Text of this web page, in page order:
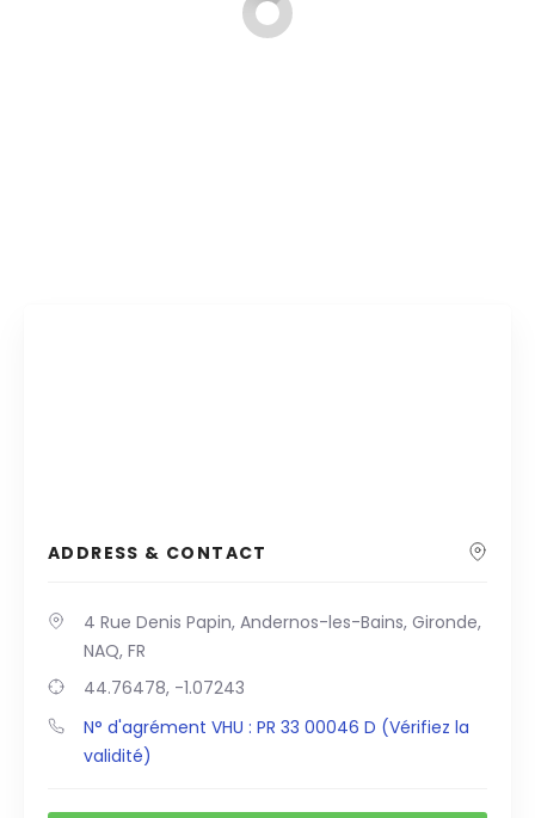
ADDRESS & CONTACT
4 Rue Denis Papin, Andernos-les-Bains, Gironde,
NAQ, FR
44.76478, -1.07243
N° d'agrément VHU : PR 33 00046 D (Vérifiez la
validité)